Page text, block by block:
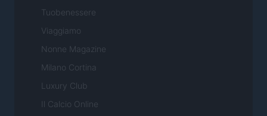
Tuobenessere
Viaggiamo
Nonne Magazine
Milano Cortina
Luxury Club
Il Calcio Online